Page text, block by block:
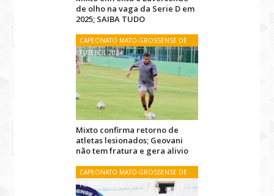
de olho na vaga da Serie D em
2025; SAIBA TUDO
CAPEONATO MATO-GROSSENSE DE
FUTEBOL 2024
Mixto confirma retorno de
atletas lesionados; Geovani
não tem fratura e gera alivio
CAPEONATO MATO-GROSSENSE DE
FUTEBOL 2024